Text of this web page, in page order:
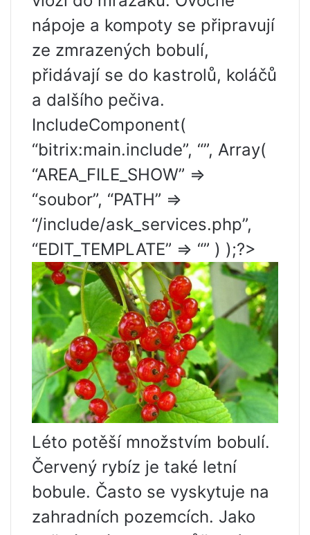
nápoje a kompoty se připravují
ze zmrazených bobulí,
přidávají se do kastrolů, koláčů
a dalšího pečiva.
IncludeComponent(
“bitrix:main.include”, “”, Array(
“AREA_FILE_SHOW” =>
“soubor”, “PATH” =>
“/include/ask_services.php”,
“EDIT_TEMPLATE” => “” ) );?>
Léto potěší množstvím bobulí.
Červený rybíz je také letní
bobule. Často se vyskytuje na
zahradních pozemcích. Jako